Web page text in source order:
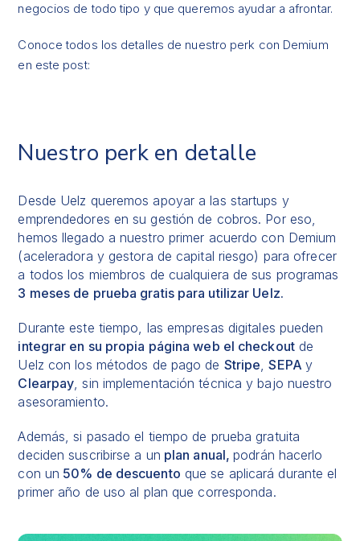
negocios de todo tipo y que queremos ayudar a afrontar.
Conoce todos los detalles de nuestro perk con Demium
en este post:
Nuestro perk en detalle
Desde Uelz queremos apoyar a las startups y
emprendedores en su gestión de cobros. Por eso,
hemos llegado a nuestro primer acuerdo con Demium
(aceleradora y gestora de capital riesgo) para ofrecer
a todos los miembros de cualquiera de sus programas
3 meses de prueba gratis para utilizar Uelz.
Durante este tiempo, las empresas digitales pueden
integrar en su propia página web el checkoutde
Uelz con los métodos de pago de Stripe,SEPA y
Clearpay, sin implementación técnica y bajo nuestro
asesoramiento.
Además, si pasado el tiempo de prueba gratuita
deciden suscribirse a un plan anual,podrán hacerlo
con un 50% de descuento que se aplicará durante el
primer año de uso al plan que corresponda.